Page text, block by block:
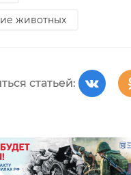
животных
статьей: